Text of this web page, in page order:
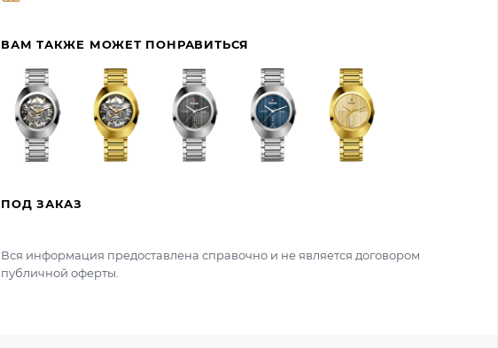
ВАМ ТАКЖЕ МОЖЕТ ПОНРАВИТЬСЯ
ПОД ЗАКАЗ
Вся информация предоставлена справочно и не является договором
публичной оферты.